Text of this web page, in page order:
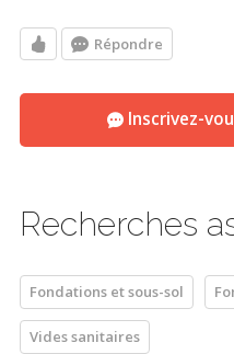
esce la bonne methode?
merci
Répondre
Inscrivez-
Recherches
Fondations et sous-sol
Vides sanitaires